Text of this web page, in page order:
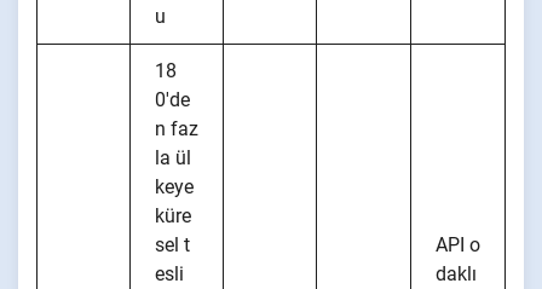
u
18
0'de
n faz
la ül
keye
küre
sel t
esli
API o
daklı